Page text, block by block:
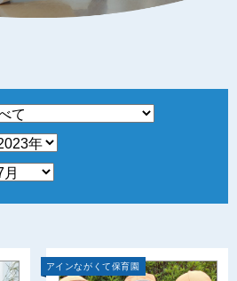
アインながくて保育園